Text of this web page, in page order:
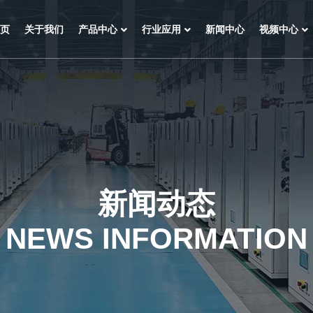
关于我们 产品中心 行业应用 新闻中心 视频中心
新闻动态
NEWS INFORMATION